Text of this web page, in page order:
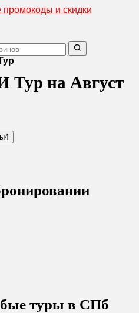
промокоды и скидки
Тур на Август
4
туры в СПб